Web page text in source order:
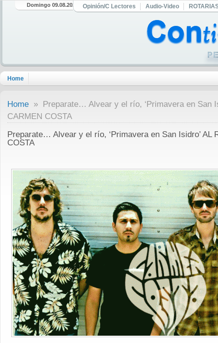
Domingo 09.08.2026 Opinión/C Lectores Audio-Video
Home
Home » Preparate… Alvear y el río, ‘Primavera en San
CARMEN COSTA
Preparate… Alvear y el río, ‘Primavera en San Isidro’ AL
COSTA